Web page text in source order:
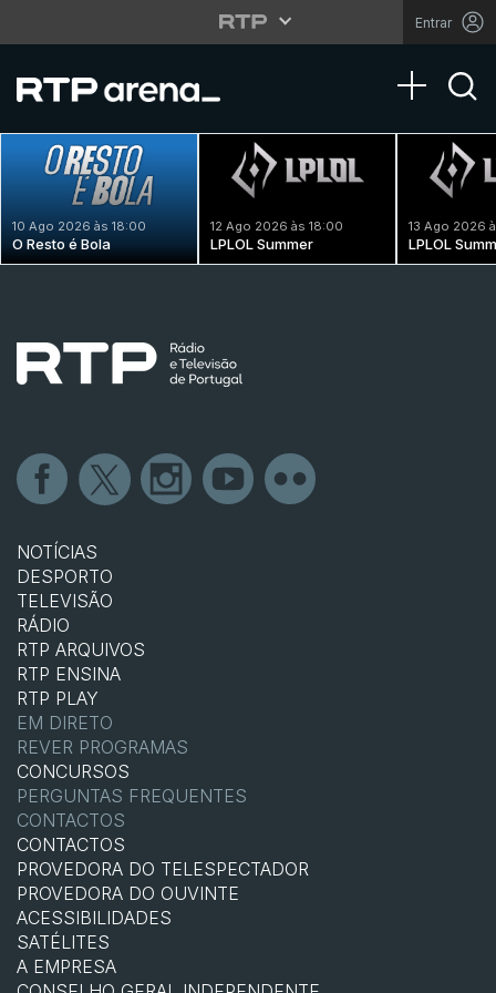
Entrar
Toggle
10 Ago 2026 às 18:00
O Resto é Bola
12 Ago 2026 às 18:00
LPLOL Summer
13 Ago 2026
LPLOL
NOTÍCIAS
DESPORTO
TELEVISÃO
RÁDIO
RTP ARQUIVOS
RTP ENSINA
RTP PLAY
EM DIRETO
REVER PROGRAMAS
CONCURSOS
PERGUNTAS FREQUENTES
CONTACTOS
CONTACTOS
PROVEDORA DO TELESPECTADOR
PROVEDORA DO OUVINTE
ACESSIBILIDADES
SATÉLITES
A EMPRESA